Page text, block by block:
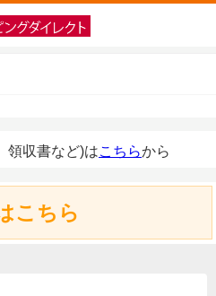
領収書など)はこちらから
こちら